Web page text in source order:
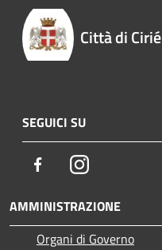
Città di Cirié
SEGUICI SU
FacebookInstagram
AMMINISTRAZIONE
Organi di Governo